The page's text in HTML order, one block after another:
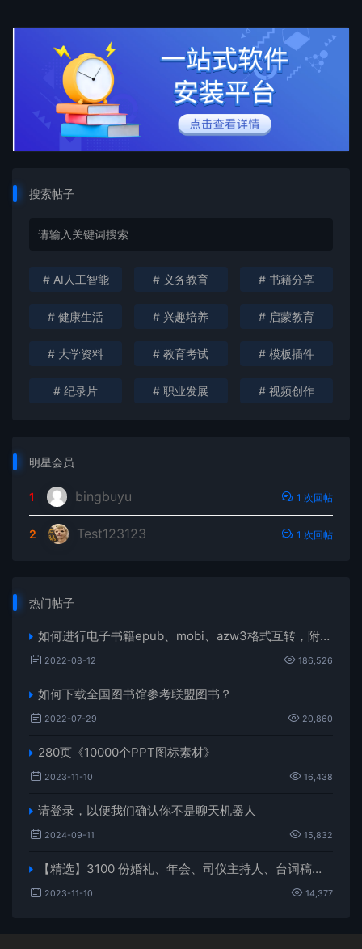
搜索帖子
# AI人工智能 # 义务教育 # 书籍分享
# 健康生活 # 兴趣培养 # 启蒙教育
# 大学资料 # 教育考试 # 模板插件
# 纪录片 # 职业发展 # 视频创作
明星会员
1 bingbuyu 1 次回帖
2 Test123123 1 次回帖
热门帖子
如何进行电子书籍epub、mobi、azw3格式互转，附海量电子书籍资源
2022-08-12 186,526
如何下载全国图书馆参考联盟图书？
2022-07-29 20,860
280页《10000个PPT图标素材》
2023-11-10 16,438
请登录，以便我们确认你不是聊天机器人
2024-09-11 15,832
【精选】3100 份婚礼、年会、司仪主持人、台词稿、节日生日、晚会、开场、开场白素材
2023-11-10 14,377